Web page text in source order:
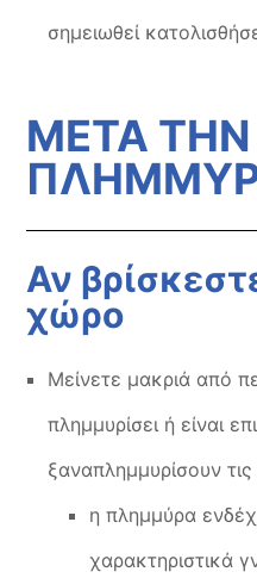
σημειωθεί
ΜΕΤΑ ΤΗΝ
Αν
χώρο
Μείνετε μακριά από
πλημμυρίσει ή είναι
ξαναπλημμυρίσουν
η πλημμύρα
χαρακτηριστικά